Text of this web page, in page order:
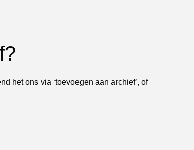
het ons via ‘toevoegen aan archief’, of